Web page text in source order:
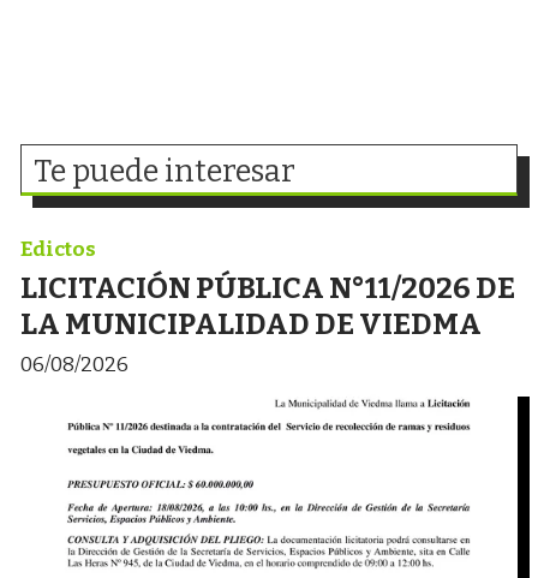
Te puede interesar
LICITACIÓN PÚBLICA N°11/2026 DE
LA MUNICIPALIDAD DE VIEDMA
Edictos
06/08/2026